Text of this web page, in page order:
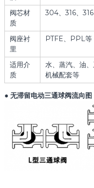
阀芯材
质
304、316、
阀座衬
里
PTFE、PPL等
适用介
质
水、蒸汽、油
机械配套等
● 无滞留电动三通球阀流向图